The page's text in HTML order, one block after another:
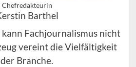
Chefredakteurin
Barthel
Fachjournalismus nicht
vereint die Vielfältigkeit
der Branche.